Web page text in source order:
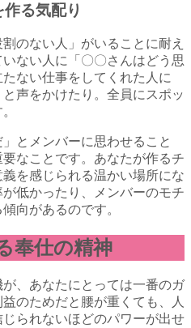
る気配り
のない人」がいることに耐え
ない人に「〇〇さんはどう思
ない仕事をしてくれた人に
声をかけたり。全員にスポッ
とメンバーに思わせること
なことです。あなたが作るチ
を感じられる温かい場所にな
低かったり、メンバーのモチ
向があるのです。
奉仕の精神
が、あなたにとっては一番のガ
のためだと腰が重くても、人
られないほどのパワーが出せ